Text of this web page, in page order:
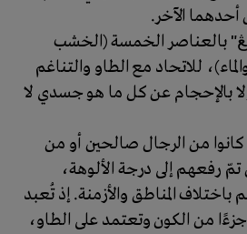
الآخر.
بالعناصر الخمسة (الخشب
للاتحاد مع الطاو والتناغم
بالإحجام عن كل ما هو جسدي لا
كانوا من الرجال صالحين أو من
تمّ رفعهم إلى درجة الألوهة،
المناطق والأزمنة. إذ تُعبد
من الكون وتعتمد على الطاو،